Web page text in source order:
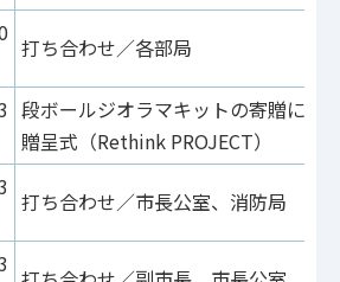
打ち合わせ／各部局
段ボールジオラマキットの寄贈に対
贈呈式（Rethink PROJECT）
打ち合わせ／市長公室、消防局